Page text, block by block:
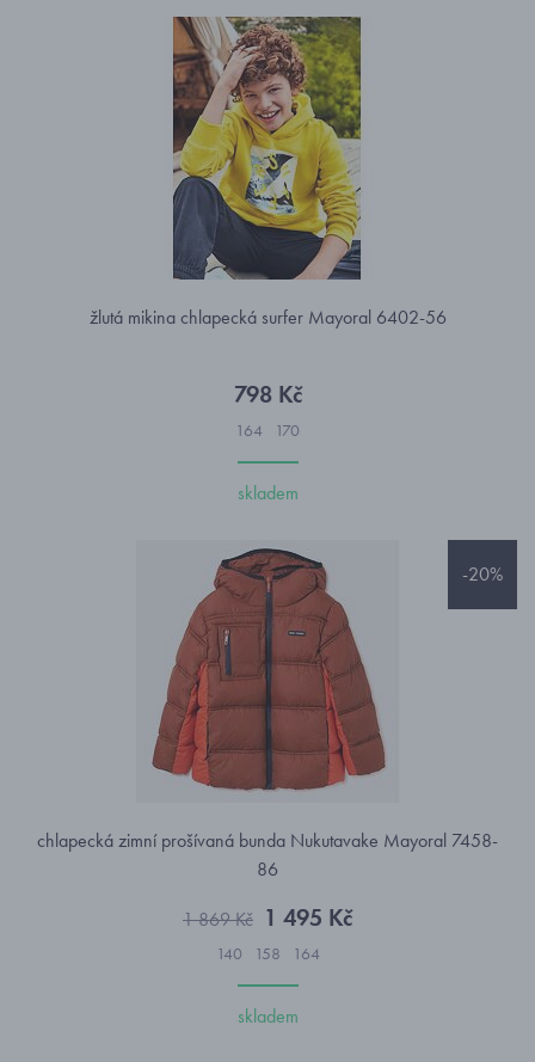
žlutá mikina chlapecká surfer Mayoral 6402-56
798 Kč
164 170
skladem
-20%
chlapecká zimní prošívaná bunda Nukutavake Mayoral 7458-
86
1 869 Kč 1 495 Kč
140 158 164
skladem